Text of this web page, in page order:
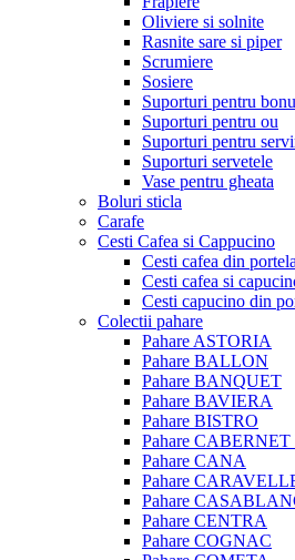
Oliviere si solnite
Rasnite sare si piper
Scrumiere
Sosiere
Suporturi pentru
Suporturi pentru ou
Suporturi pentru
Suporturi servetele
Vase pentru gheata
Boluri sticla
Carafe
Cesti Cafea si Cappucino
Cesti cafea din
Cesti cafea si
Cesti capucino din
Colectii pahare
Pahare ASTORIA
Pahare BALLON
Pahare BANQUET
Pahare BAVIERA
Pahare BISTRO
Pahare
Pahare CANA
Pahare
Pahare
Pahare CENTRA
Pahare COGNAC